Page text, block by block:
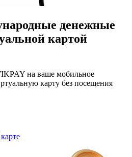
денежные
картой
на ваше мобильное
карту без посещения